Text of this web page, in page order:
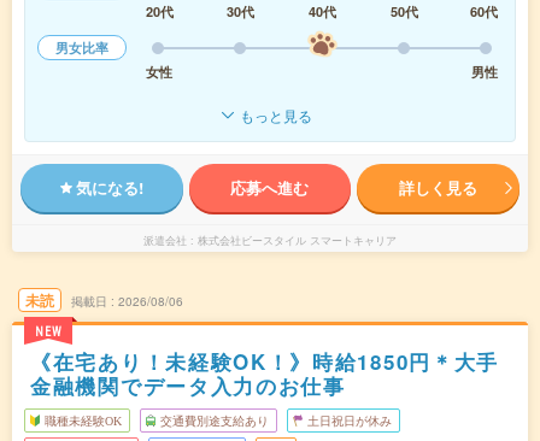
20代
30代 40代 50代
60代
男女比率
女性
男性
もっと見る
気になる! 応募へ進む 詳しく見る
派遣会社 株式会社ビースタイル スマートキャリア
未読
NEW
掲載日 2026/08/06
《在宅あり！未経験OK！》時給1850円＊大手
金融機関でデータ入力のお仕事
職種未経験OK 交通費別途支給あり 土日祝日が休み